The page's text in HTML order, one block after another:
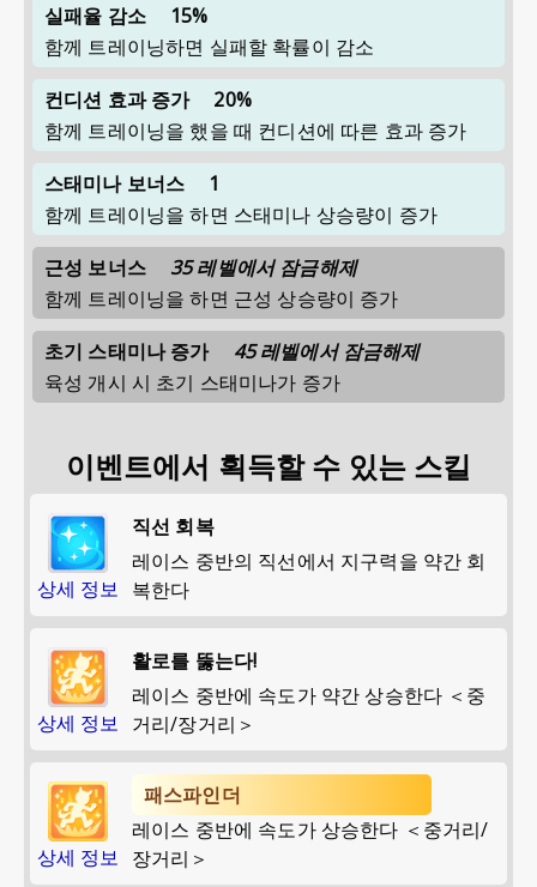
실패율 감소
15%
함께 트레이닝하면 실패할 확률이 감소
컨디션 효과 증가
20%
함께 트레이닝을 했을 때 컨디션에 따른 효과 증가
스태미나 보너스
1
함께 트레이닝을 하면 스태미나 상승량이 증가
근성 보너스
35 레벨에서 잠금해제
함께 트레이닝을 하면 근성 상승량이 증가
초기 스태미나 증가
45 레벨에서 잠금해제
육성 개시 시 초기 스태미나가 증가
이벤트에서 획득할 수 있는 스킬
상세 정보
직선 회복
레이스 중반의 직선에서 지구력을 약간 회
복한다
상세 정보
활로를 뚫는다!
레이스 중반에 속도가 약간 상승한다 ＜중
거리/장거리＞
상세 정보
패스파인더
레이스 중반에 속도가 상승한다 ＜중거리/
장거리＞